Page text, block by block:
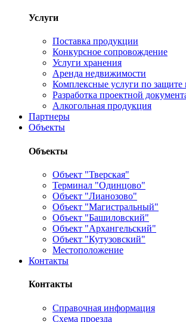
Услуги
Поставка продукции
Конкурсное сопровождение
Услуги хранения
Аренда недвижимости
Комплексные услуги по
Разработка проектной
Алкогольная продукция
Партнеры
Объекты
Объекты
Объект "Тверская"
Терминал "Одинцово"
Объект "Лианозово"
Объект "Магистральный"
Объект "Башиловский"
Объект "Архангельский"
Объект "Кутузовский"
Местоположение
Контакты
Контакты
Справочная информация
Схема проезда